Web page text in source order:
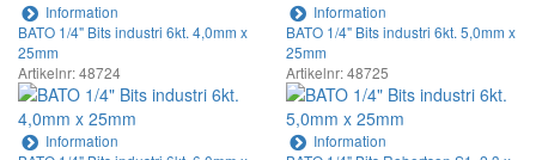
Information
Information
BATO 1/4" Bits industri 6kt. 4,0mm x
25mm
Artikelnr: 48724
Information
BATO 1/4" Bits industri 6kt. 5,0mm x
25mm
Artikelnr: 48725
Information